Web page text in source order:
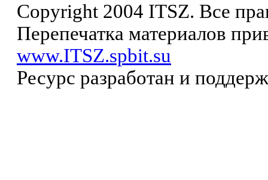
Copyright 2004 ITSZ. Все
Перепечатка материалов
www.ITSZ.spbit.su
Ресурс разработан и